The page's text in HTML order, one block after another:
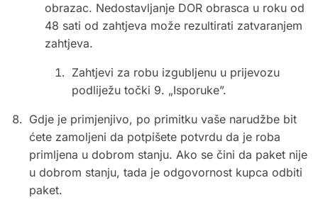
obrazac. Nedostavljanje DOR obrasca u roku od
48 sati od zahtjeva može rezultirati zatvaranjem
zahtjeva.
Zahtjevi za robu izgubljenu u prijevozu
podliježu točki 9. „Isporuke”.
Gdje je primjenjivo, po primitku vaše narudžbe bit
ćete zamoljeni da potpišete potvrdu da je roba
primljena u dobrom stanju. Ako se čini da paket nije
u dobrom stanju, tada je odgovornost kupca odbiti
paket.